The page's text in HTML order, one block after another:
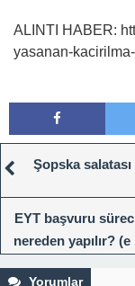
ALINTI HABER:
yasanan-
Şopska
EYT başvuru
nereden yapılır?
Yorumlar